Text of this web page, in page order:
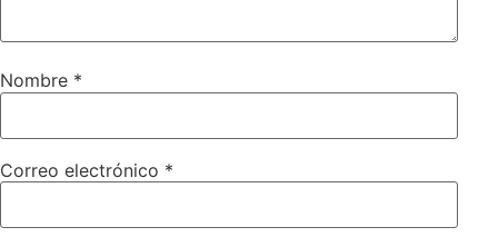
Nombre *
Correo electrónico *